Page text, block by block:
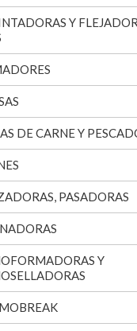
Y
DE CARNE Y
PASADORAS
Y